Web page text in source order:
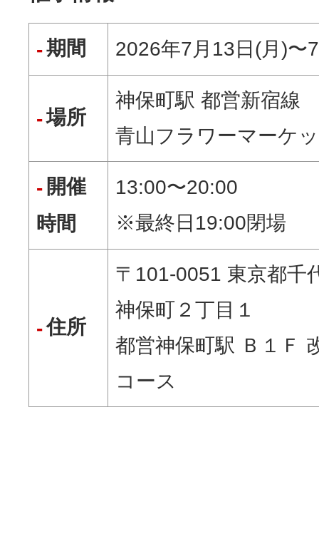
期間 2026年7月13日(月)〜
場所
神保町駅 都営新宿線
青山フラワーマーケ
開催
時間
13:00〜20:00
※最終日19:00閉場
住所
〒101-0051 東京都千
神保町２丁目１
都営神保町駅 Ｂ１Ｆ
コース